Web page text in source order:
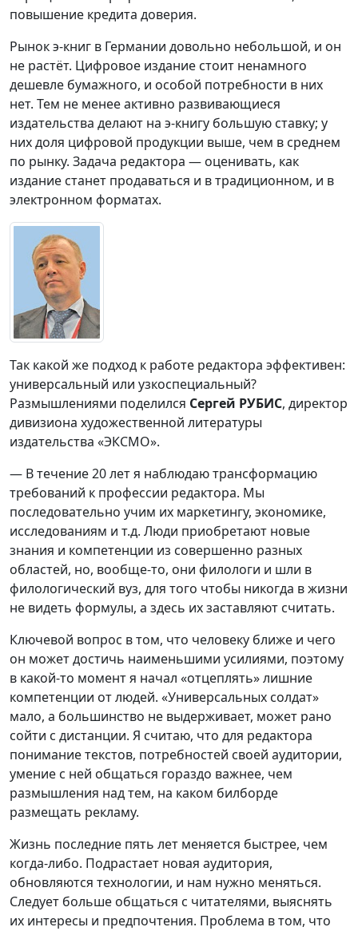
повышение кредита доверия.
Рынок э-книг в Германии довольно небольшой, и он
не растёт. Цифровое издание стоит ненамного
дешевле бумажного, и особой потребности в них
нет. Тем не менее активно развивающиеся
издательства делают на э-книгу большую ставку; у
них доля цифровой продукции выше, чем в среднем
по рынку. Задача редактора — оценивать, как
издание станет продаваться и в традиционном, и в
электронном форматах.
Так какой же подход к работе редактора эффективен:
универсальный или узкоспециальный?
Размышлениями поделился Сергей РУБИС, директор
дивизиона художественной литературы
издательства «ЭКСМО».
— В течение 20 лет я наблюдаю трансформацию
требований к профессии редактора. Мы
последовательно учим их маркетингу, экономике,
исследованиям и т.д. Люди приобретают новые
знания и компетенции из совершенно разных
областей, но, вообще-то, они филологи и шли в
филологический вуз, для того чтобы никогда в жизни
не видеть формулы, а здесь их заставляют считать.
Ключевой вопрос в том, что человеку ближе и чего
он может достичь наименьшими усилиями, поэтому
в какой-то момент я начал «отцеплять» лишние
компетенции от людей. «Универсальных солдат»
мало, а большинство не выдерживает, может рано
сойти с дистанции. Я считаю, что для редактора
понимание текстов, потребностей своей аудитории,
умение с ней общаться гораздо важнее, чем
размышления над тем, на каком билборде
размещать рекламу.
Жизнь последние пять лет меняется быстрее, чем
когда-либо. Подрастает новая аудитория,
обновляются технологии, и нам нужно меняться.
Следует больше общаться с читателями, выяснять
их интересы и предпочтения. Проблема в том, что